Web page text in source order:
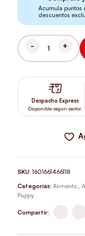
Acumula puntos
descuentos
BRAVERY SALMÓN
Despacho Express
Disponible según sector.
SKU:1601661466118
Categorías: Alimento ,
Puppy
Compartir: